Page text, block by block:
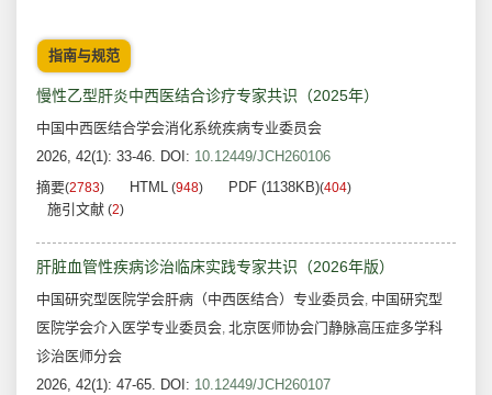
指南与规范
慢性乙型肝炎中西医结合诊疗专家共识（2025年）
中国中西医结合学会消化系统疾病专业委员会
2026, 42(1): 33-46. DOI: 10.12449/JCH260106
摘要(2783) HTML (948) PDF (1138KB)(404)
施引文献 (2)
肝脏血管性疾病诊治临床实践专家共识（2026年版）
中国研究型医院学会肝病（中西医结合）专业委员会, 中国研究型
医院学会介入医学专业委员会, 北京医师协会门静脉高压症多学科
诊治医师分会
2026, 42(1): 47-65. DOI: 10.12449/JCH260107